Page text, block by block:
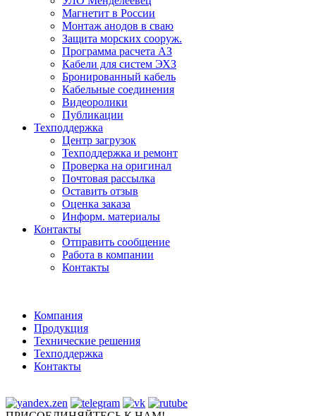
Магнетит в России
Монтаж анодов в сваю
Защита морских сооруж.
Программа расчета АЗ
Кабели для систем ЭХЗ
Бронированный кабель
Кабельные соединения
Видеоролики
Публикации
Техподдержка
Центр загрузок
Техподдержка и ремонт
Проверка на оригинал
Почтовая рассылка
Оставить отзыв
Оценка заказа
Информ. материалы
Контакты
Отправить сообщение
Работа в компании
Контакты
Компания
Продукция
Технические решения
Техподдержка
Контакты